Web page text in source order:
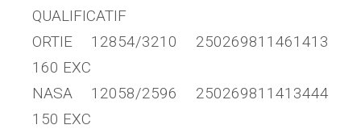
QUALIFICATIF
ORTIE 12854/3210 250269811461413
160 EXC
NASA 12058/2596 250269811413444
150 EXC